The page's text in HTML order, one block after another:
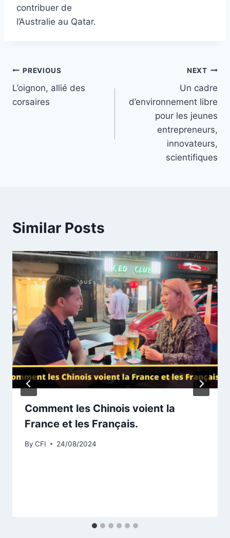
contribuer de
l’Australie au Qatar.
Post
navigation
PREVIOUS
L’oignon, allié des
corsaires
NEXT
Un cadre
d’environnement libre
pour les jeunes
entrepreneurs,
innovateurs,
scientifiques
Similar Posts
Comment les Chinois voient la
France et les Français.
By CFI 24/08/2024